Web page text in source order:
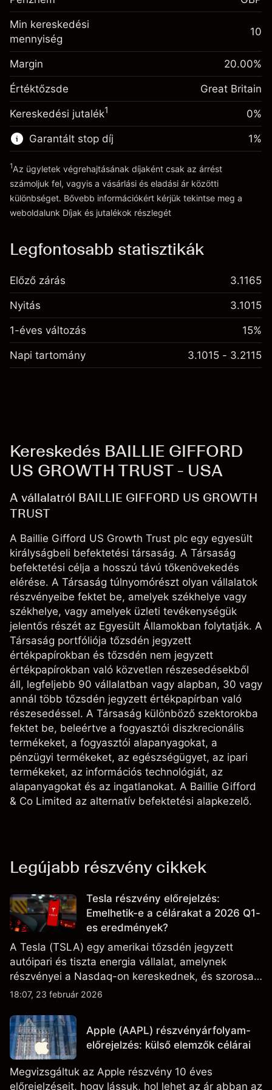
kiigazítás
A pozíció teljes értékéből
származó díjak
%
Ügyletméret tőkeáttétellel ~£5,000.00
Tőkeáttételből származó pénz ~
£4,000.00
Ugrás a platformra
Fedezet. A befektetése
Egynapos finanszírozás
kiigazítás
A pozíció teljes értékéből
származó díjak
-0.000647
%
(-£0.03)
Ügyletméret tőkeáttétellel ~
Tőkeáttételből származó pénz ~
Ugrás a platformra
Min kereskedési
mennyiség
10
Margin 20.00%
Értéktőzsde Great Britain
Kereskedési jutalék1 0%
Garantált stop díj
Díjak és jutalékokrészlegét
1%
1Az ügyletek végrehajtásának díjaként csak az árrést
számoljuk fel, vagyis a vásárlási és eladási ár közötti
különbséget. Bővebb információkért kérjük tekintse meg a
weboldalunk Díjak és jutalékok részlegét
Legfontosabb statisztikák
Előző zárás 3.1165
Nyitás 3.1015
1-éves változás 15%
Napi tartomány 3.1015 - 3.2115
Kereskedés BAILLIE GIFFORD
US GROWTH TRUST - USA
A vállalatról BAILLIE GIFFORD US GROWTH
TRUST
A Baillie Gifford US Growth Trust plc egy egyesült
királyságbeli befektetési társaság. A Társaság
befektetési célja a hosszú távú tőkenövekedés
elérése. A Társaság túlnyomórészt olyan vállalatok
részvényeibe fektet be, amelyek székhelye vagy
székhelye, vagy amelyek üzleti tevékenységük
jelentős részét az Egyesült Államokban folytatják. A
Társaság portfóliója tőzsdén jegyzett
értékpapírokban és tőzsdén nem jegyzett
értékpapírokban való közvetlen részesedésekből
áll, legfeljebb 90 vállalatban vagy alapban, 30 vagy
annál több tőzsdén jegyzett értékpapírban való
részesedéssel. A Társaság különböző szektorokba
fektet be, beleértve a fogyasztói diszkrecionális
termékeket, a fogyasztói alapanyagokat, a
pénzügyi termékeket, az egészségügyet, az ipari
termékeket, az információs technológiát, az
alapanyagokat és az ingatlanokat. A Baillie Gifford
& Co Limited az alternatív befektetési alapkezelő.
Legújabb részvény cikkek
Tesla részvény előrejelzés:
Emelhetik-e a célárakat a 2026 Q1-
es eredmények?
A Tesla (TSLA) egy amerikai tőzsdén jegyzett
autóipari és tiszta energia vállalat, amelynek
részvényei a Nasdaq-on kereskednek, és szorosan
figyelik az eredményteljesítményt, a szállítási
fejleményeket.
18:07, 23 február 2026
Apple (AAPL) részvényárfolyam-
előrejelzés: külső elemzők célárai
Megvizsgáltuk az Apple részvény 10 éves
előrejelzéseit, hogy lássuk, hol lehet az ár abban az